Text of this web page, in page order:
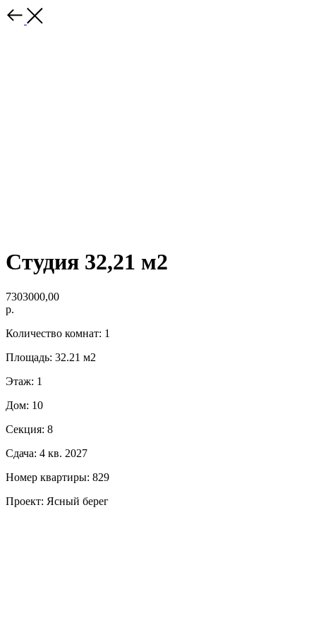
Студия 32,21 м2
7303000,00
р.
Количество комнат: 1
Площадь: 32.21 м2
Этаж: 1
Дом: 10
Секция: 8
Сдача: 4 кв. 2027
Номер квартиры: 829
Проект: Ясный берег